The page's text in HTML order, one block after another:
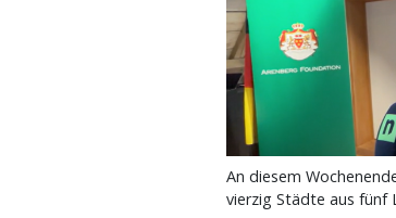
An diesem
vierzig Städte aus fünf